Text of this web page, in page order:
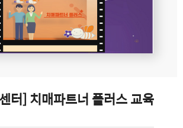
터] 치매파트너 플러스 교육